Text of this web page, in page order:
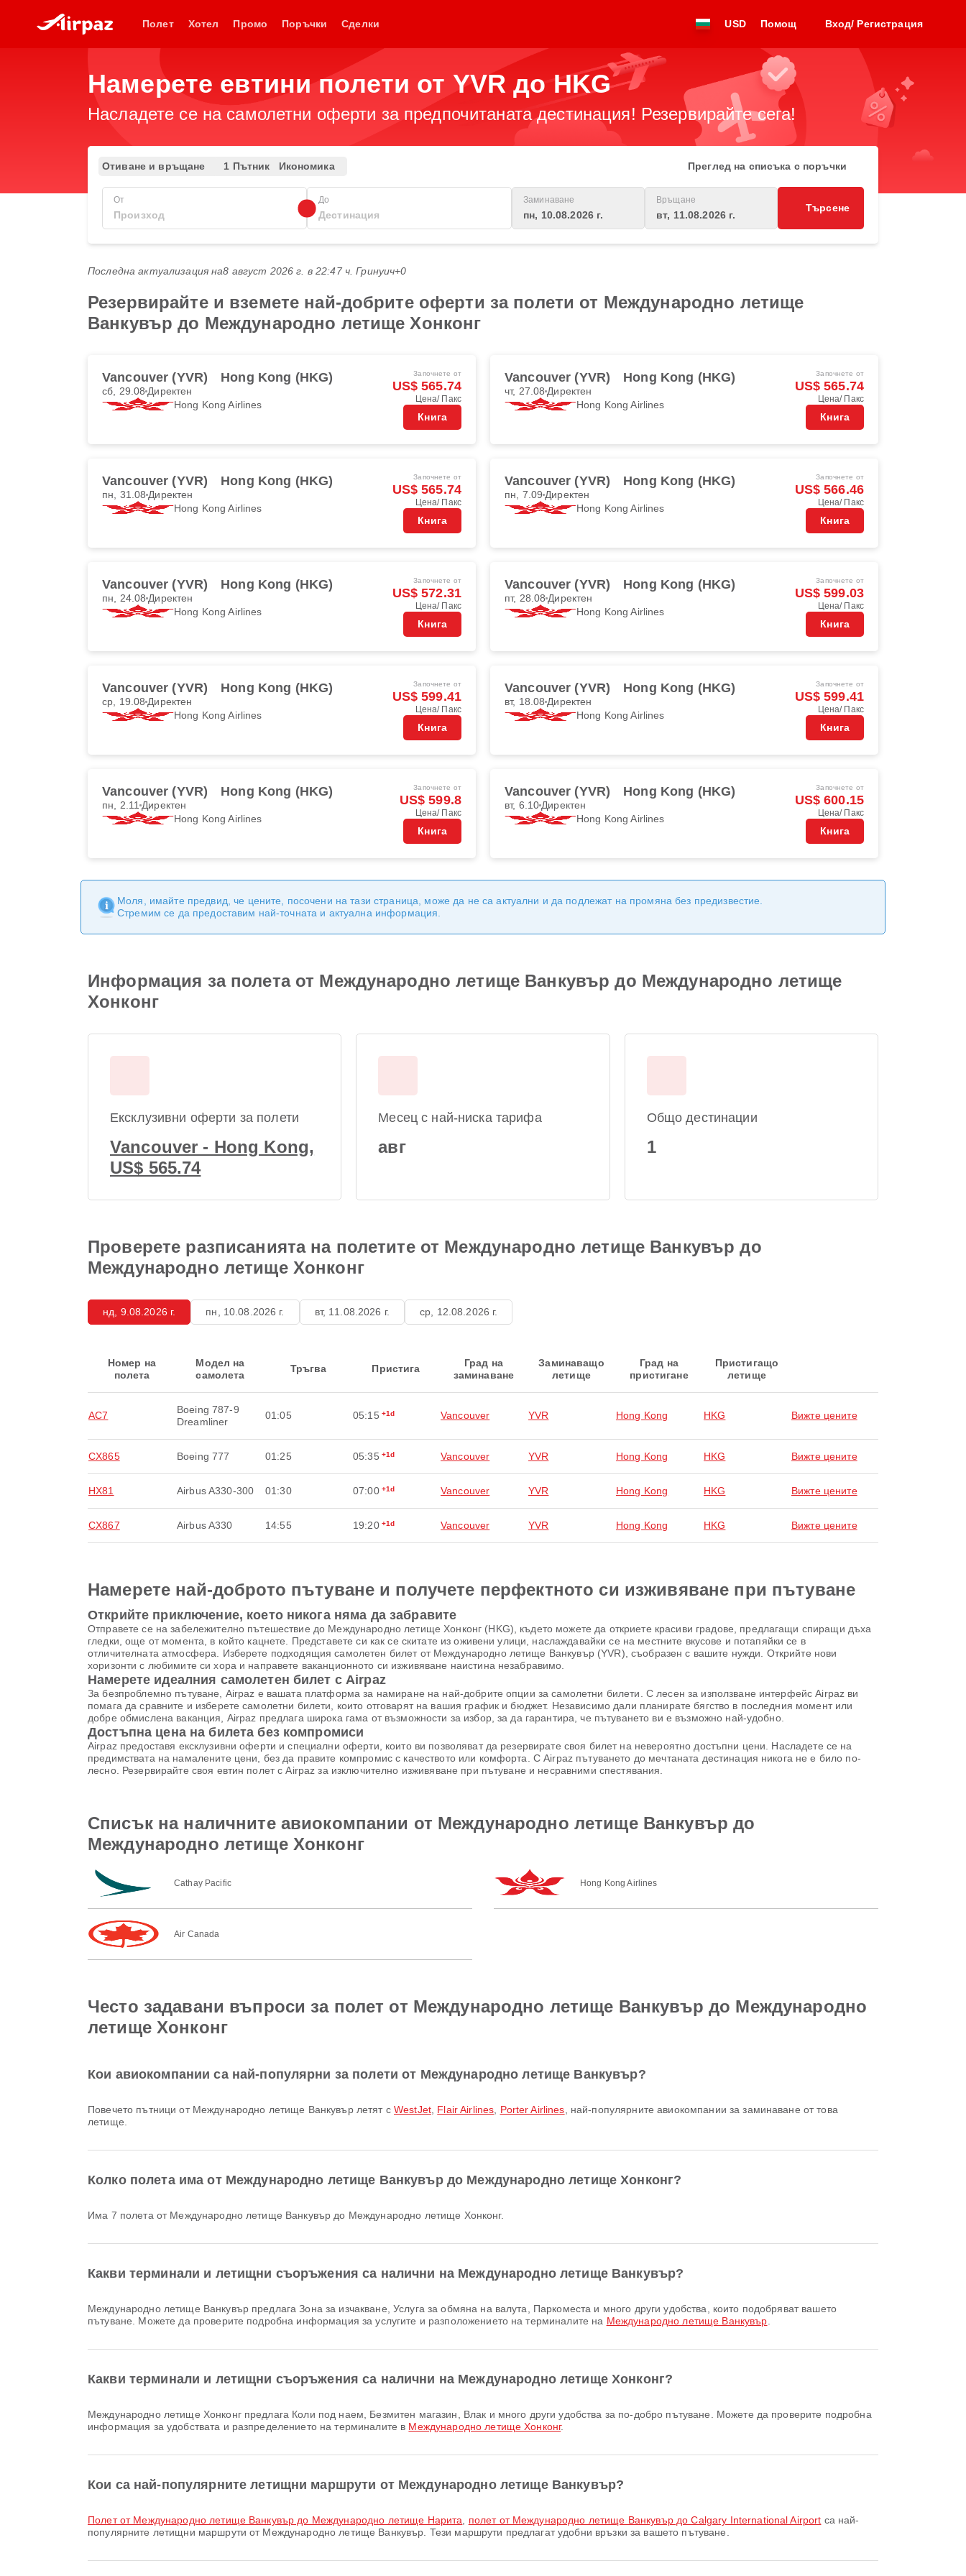
Полет Хотел Промо Поръчки Сделки USD Помощ Вход/ Регистрация
Намерете евтини полети от YVR до HKG
Насладете се на самолетни оферти за предпочитаната дестинация! Резервирайте сега!
Отиване и връщане 1 Пътник Икономика Преглед на списъка с поръчки
От До Заминаване
пн, 10.08.2026 г.
Връщане
вт, 11.08.2026 г.
Търсене
Последна актуализация на8 август 2026 г. в 22:47 ч. Гринуич+0
Резервирайте и вземете най-добрите оферти за полети от Международно летище
Ванкувър до Международно летище Хонконг
Vancouver (YVR) Hong Kong (HKG)
сб, 29.08 Директен
Hong Kong Airlines
Започнете от
US$ 565.74
Цена/ Пакс
Книга
Vancouver (YVR) Hong Kong (HKG)
чт, 27.08 Директен
Hong Kong Airlines
Започнете от
US$ 565.74
Цена/ Пакс
Книга
Vancouver (YVR) Hong Kong (HKG)
пн, 31.08 Директен
Hong Kong Airlines
Започнете от
US$ 565.74
Цена/ Пакс
Книга
Vancouver (YVR) Hong Kong (HKG)
пн, 7.09 Директен
Hong Kong Airlines
Започнете от
US$ 566.46
Цена/ Пакс
Книга
Vancouver (YVR) Hong Kong (HKG)
пн, 24.08 Директен
Hong Kong Airlines
Започнете от
US$ 572.31
Цена/ Пакс
Книга
Vancouver (YVR) Hong Kong (HKG)
пт, 28.08 Директен
Hong Kong Airlines
Започнете от
US$ 599.03
Цена/ Пакс
Книга
Vancouver (YVR) Hong Kong (HKG)
ср, 19.08 Директен
Hong Kong Airlines
Започнете от
US$ 599.41
Цена/ Пакс
Книга
Vancouver (YVR) Hong Kong (HKG)
вт, 18.08 Директен
Hong Kong Airlines
Започнете от
US$ 599.41
Цена/ Пакс
Книга
Vancouver (YVR) Hong Kong (HKG)
пн, 2.11 Директен
Hong Kong Airlines
Започнете от
US$ 599.8
Цена/ Пакс
Книга
Vancouver (YVR) Hong Kong (HKG)
вт, 6.10 Директен
Hong Kong Airlines
Започнете от
US$ 600.15
Цена/ Пакс
Книга
Моля, имайте предвид, че цените, посочени на тази страница, може да не са актуални и да подлежат на промяна без предизвестие.
Стремим се да предоставим най-точната и актуална информация.
Информация за полета от Международно летище Ванкувър до Международно летище
Хонконг
Ексклузивни оферти за полети
Vancouver - Hong Kong,
US$ 565.74
Месец с най-ниска тарифа
авг
Общо дестинации
1
Проверете разписанията на полетите от Международно летище Ванкувър до
Международно летище Хонконг
нд, 9.08.2026 г. пн, 10.08.2026 г. вт, 11.08.2026 г. ср, 12.08.2026 г.
Номер на
полета
Модел на
самолета
Тръгва Пристига
Град на
заминаване
Заминаващо
летище
Град на
пристигане
Пристигащо
летище
AC7
Boeing 787-9
Dreamliner
01:05 05:15 +1d Vancouver YVR Hong Kong HKG Вижте цените
CX865 Boeing 777 01:25 05:35 +1d Vancouver YVR Hong Kong HKG Вижте цените
HX81 Airbus A330-300 01:30 07:00 +1d Vancouver YVR Hong Kong HKG Вижте цените
CX867 Airbus A330 14:55 19:20 +1d Vancouver YVR Hong Kong HKG Вижте цените
Намерете най-доброто пътуване и получете перфектното си изживяване при пътуване
Открийте приключение, което никога няма да забравите
Отправете се на забележително пътешествие до Международно летище Хонконг (HKG), където можете да откриете красиви градове, предлагащи спиращи дъха
гледки, още от момента, в който кацнете. Представете си как се скитате из оживени улици, наслаждавайки се на местните вкусове и потапяйки се в
отличителната атмосфера. Изберете подходящия самолетен билет от Международно летище Ванкувър (YVR), съобразен с вашите нужди. Открийте нови
хоризонти с любимите си хора и направете ваканционното си изживяване наистина незабравимо.
Намерете идеалния самолетен билет с Airpaz
За безпроблемно пътуване, Airpaz е вашата платформа за намиране на най-добрите опции за самолетни билети. С лесен за използване интерфейс Airpaz ви
помага да сравните и изберете самолетни билети, които отговарят на вашия график и бюджет. Независимо дали планирате бягство в последния момент или
добре обмислена ваканция, Airpaz предлага широка гама от възможности за избор, за да гарантира, че пътуването ви е възможно най-удобно.
Достъпна цена на билета без компромиси
Airpaz предоставя ексклузивни оферти и специални оферти, които ви позволяват да резервирате своя билет на невероятно достъпни цени. Насладете се на
предимствата на намалените цени, без да правите компромис с качеството или комфорта. С Airpaz пътуването до мечтаната дестинация никога не е било по-
лесно. Резервирайте своя евтин полет с Airpaz за изключително изживяване при пътуване и несравними спестявания.
Списък на наличните авиокомпании от Международно летище Ванкувър до
Международно летище Хонконг
Cathay Pacific Hong Kong Airlines
Air Canada
Често задавани въпроси за полет от Международно летище Ванкувър до Международно
летище Хонконг
Кои авиокомпании са най-популярни за полети от Международно летище Ванкувър?
Повечето пътници от Международно летище Ванкувър летят с WestJet, Flair Airlines Porter Airlines , най-популярните авиокомпании за заминаване от това
летище.
Колко полета има от Международно летище Ванкувър до Международно летище Хонконг?
Има 7 полета от Международно летище Ванкувър до Международно летище Хонконг.
Какви терминали и летищни съоръжения са налични на Международно летище Ванкувър?
Международно летище Ванкувър предлага Зона за изчакване, Услуга за обмяна на валута, Паркоместа и много други удобства, които подобряват вашето
пътуване. Можете да проверите подробна информация за услугите и разположението на терминалите на Международно летище Ванкувър
Какви терминали и летищни съоръжения са налични на Международно летище Хонконг?
Международно летище Хонконг предлага Коли под наем, Безмитен магазин, Влак и много други удобства за по-добро пътуване. Можете да проверите подробна
информация за удобствата и разпределението на терминалите в Международно летище Хонконг.
Кои са най-популярните летищни маршрути от Международно летище Ванкувър?
полет от Международно летище Ванкувър до Международно летище Нарита полет от Международно летище Ванкувър до Calgary International Airport са най-
популярните летищни маршрути от Международно летище Ванкувър. Тези маршрути предлагат удобни връзки за вашето пътуване.